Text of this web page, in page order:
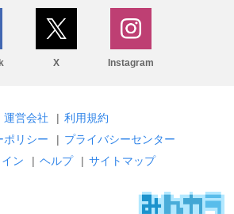
X Instagram
運営会社 | 利用規約
ポリシー
| プライバシーセンター
ン
| ヘルプ | サイトマップ